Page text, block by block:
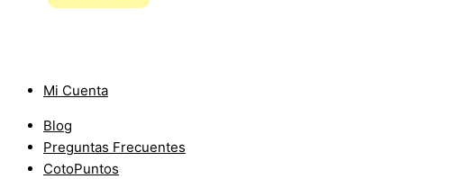
Mi Cuenta
Blog
Preguntas Frecuentes
CotoPuntos